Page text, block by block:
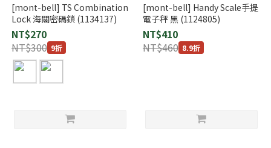
[mont-bell] TS Combination
Lock 海關密碼鎖 (1134137)
NT$270
NT$300 9折
[mont-bell] Handy Scale手提
電子秤 黑 (1124805)
NT$410
NT$460 8.9折